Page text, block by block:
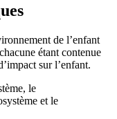
de l’enfant
étant contenue
sur l’enfant.
le
et le